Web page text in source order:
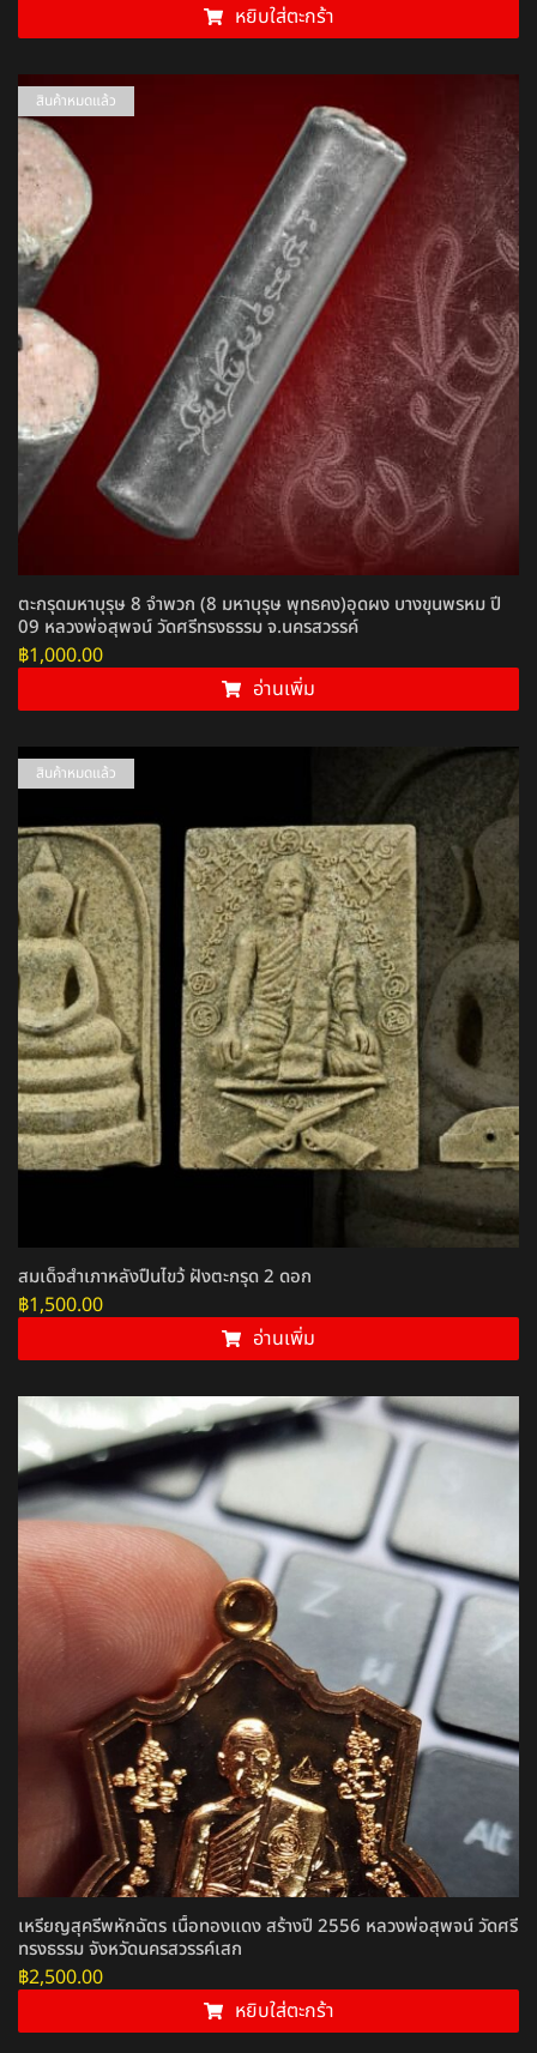
หยิบใส่ตะกร้า
สินค้าหมดแล้ว
ตะกรุดมหาบุรุษ 8 จำพวก (8 มหาบุรุษ พุทธคง)อุดผง บางขุนพรหม ปี
09 หลวงพ่อสุพจน์ วัดศรีทรงธรรม จ.นครสวรรค์
฿1,000.00
อ่านเพิ่ม
สินค้าหมดแล้ว
สมเด็จสำเภาหลังปืนไขว้ ฝังตะกรุด 2 ดอก
฿1,500.00
อ่านเพิ่ม
เหรียญสุครีพหักฉัตร เนื้อทองแดง สร้างปี 2556 หลวงพ่อสุพจน์ วัดศรี
ทรงธรรม จังหวัดนครสวรรค์เสก
฿2,500.00
หยิบใส่ตะกร้า